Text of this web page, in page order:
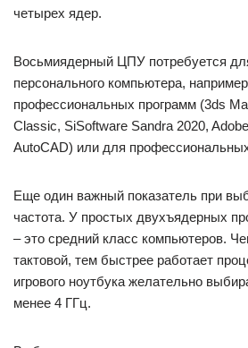
четырех ядер.
Восьмиядерный ЦПУ потребуется
персонального компьютера,
профессиональных программ (3ds
Classic, SiSoftware Sandra 2020,
AutoCAD) или для
Еще один важный показатель при
частота. У простых двухъядерных
– это средний класс компьютеров.
тактовой, тем быстрее работает
игрового ноутбука желательно
менее 4 ГГц.